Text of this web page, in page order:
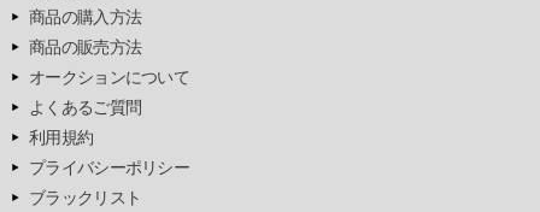
商品の購入方法
商品の販売方法
オークションについて
よくあるご質問
利用規約
プライバシーポリシー
ブラックリスト